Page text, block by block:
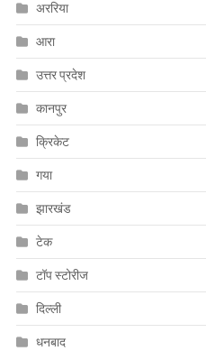
अररिया
आरा
उत्तर प्रदेश
कानपुर
क्रिकेट
गया
झारखंड
टेक
टॉप स्टोरीज
दिल्ली
धनबाद